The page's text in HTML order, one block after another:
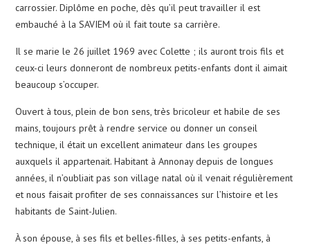
carrossier. Diplôme en poche, dès qu’il peut travailler il est
embauché à la SAVIEM où il fait toute sa carrière.
Il se marie le 26 juillet 1969 avec Colette ; ils auront trois fils et
ceux-ci leurs donneront de nombreux petits-enfants dont il aimait
beaucoup s’occuper.
Ouvert à tous, plein de bon sens, très bricoleur et habile de ses
mains, toujours prêt à rendre service ou donner un conseil
technique, il était un excellent animateur dans les groupes
auxquels il appartenait. Habitant à Annonay depuis de longues
années, il n’oubliait pas son village natal où il venait régulièrement
et nous faisait profiter de ses connaissances sur l’histoire et les
habitants de Saint-Julien.
À son épouse, à ses fils et belles-filles, à ses petits-enfants, à